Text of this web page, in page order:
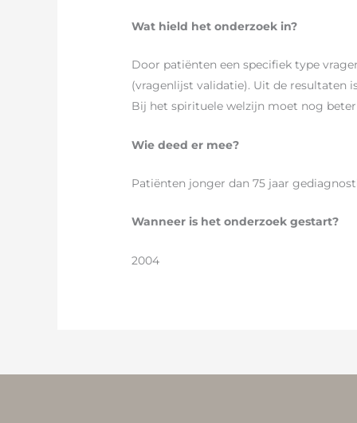
Wat hield het onderzoek in?
Door patiënten een specifiek type
(vragenlijst validatie). Uit de resultaten
Bij het spirituele welzijn moet nog
Wie deed er mee?
Patiënten jonger dan 75 jaar
Wanneer is het onderzoek gestart?
2004